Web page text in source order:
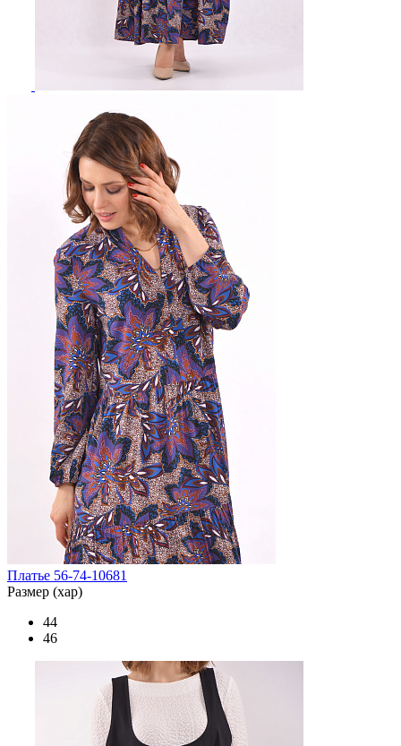
Платье 56-74-10681
Размер (хар)
44
46